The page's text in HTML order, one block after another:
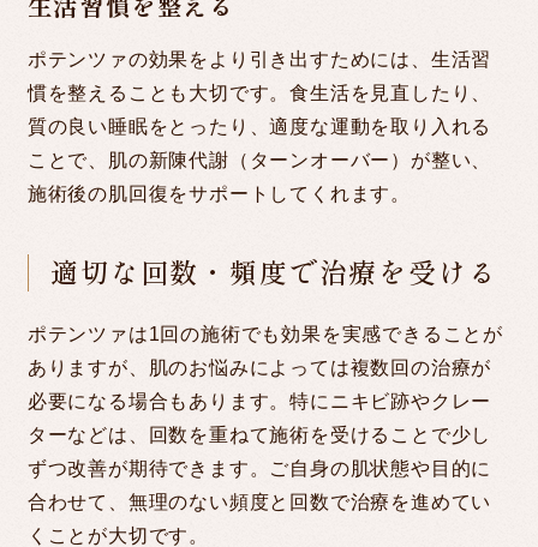
ポテンツァの効果をより引き出すためには、生活習
慣を整えることも大切です。食生活を見直したり、
質の良い睡眠をとったり、適度な運動を取り入れる
ことで、肌の新陳代謝（ターンオーバー）が整い、
施術後の肌回復をサポートしてくれます。
適切な回数・頻度で治療を受ける
ポテンツァは1回の施術でも効果を実感できることが
ありますが、肌のお悩みによっては複数回の治療が
必要になる場合もあります。特にニキビ跡やクレー
ターなどは、回数を重ねて施術を受けることで少し
ずつ改善が期待できます。ご自身の肌状態や目的に
合わせて、無理のない頻度と回数で治療を進めてい
くことが大切です。